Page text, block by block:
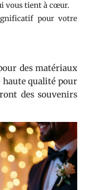
vous tient à cœur.
pour votre
des matériaux
haute qualité pour
des souvenirs